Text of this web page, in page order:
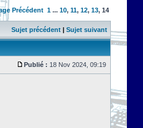
Précédent 1 ... 10, 11, 12, 13, 14
Sujet précédent | Sujet suivant
Publié : 18 Nov 2024, 09:19